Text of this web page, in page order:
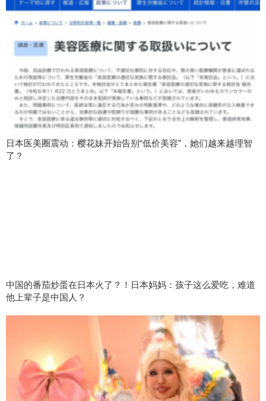
日本医美圈震动：樱花妹开始告别“低价美容”，她们越来越理智
了？
中国的番茄炒蛋在日本火了？！日本妈妈：孩子这么爱吃，难道
他上辈子是中国人？